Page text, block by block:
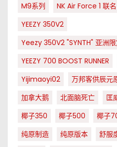
M9系列
NK Air Force 1 联
YEEZY 350V2
Yeezy 350V2 "SYNTH" 亚洲
YEEZY 700 BOOST RUNNER
Yijimaoyi02
万邦客供辰元
加拿大鹅
北面脑死亡 匡
椰子350
椰子500 椰子
纯原制造
纯原版本 舒服